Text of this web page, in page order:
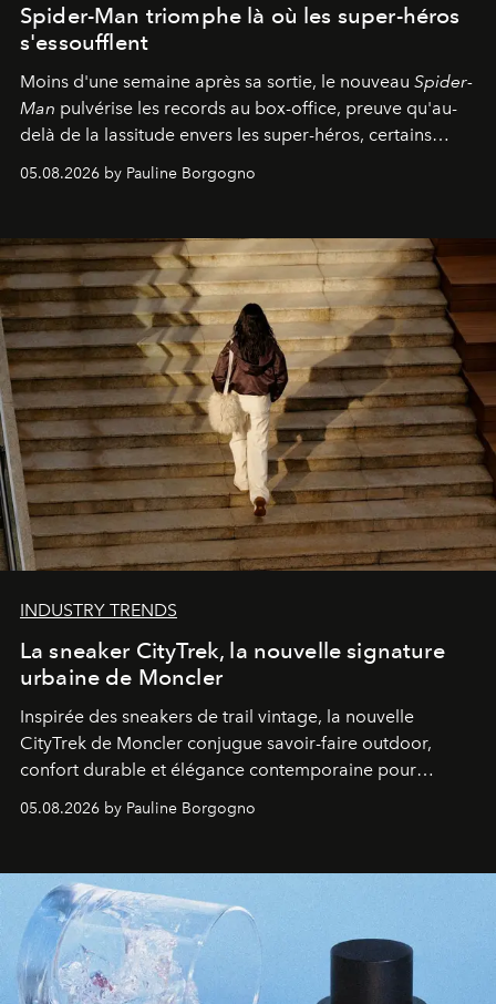
Spider-Man triomphe là où les super-héros
s'essoufflent
Moins d'une semaine après sa sortie, le nouveau Spider-
Man pulvérise les records au box-office, preuve qu'au-
delà de la lassitude envers les super-héros, certains
personnages continuent de susciter une ferveur intacte.
05.08.2026 by Pauline Borgogno
INDUSTRY TRENDS
La sneaker CityTrek, la nouvelle signature
urbaine de Moncler
Inspirée des sneakers de trail vintage, la nouvelle
CityTrek de Moncler conjugue savoir-faire outdoor,
confort durable et élégance contemporaine pour
accompagner les explorations du quotidien.
05.08.2026 by Pauline Borgogno